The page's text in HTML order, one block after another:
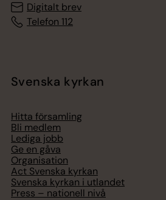
Digitalt brev
Telefon 112
Svenska kyrkan
Hitta församling
Bli medlem
Lediga jobb
Ge en gåva
Organisation
Act Svenska kyrkan
Svenska kyrkan i utlandet
Press – nationell nivå